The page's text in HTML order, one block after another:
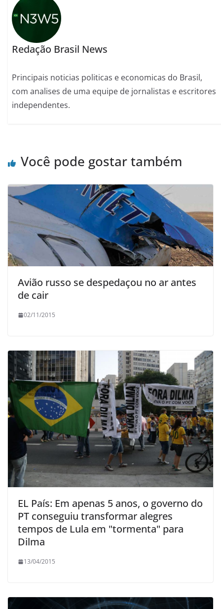
Redação Brasil News
Principais noticias politicas e economicas do Brasil,
com analises de uma equipe de jornalistas e escritores
independentes.
Você pode gostar também
Avião russo se despedaçou no ar antes
de cair
02/11/2015
EL País: Em apenas 5 anos, o governo do
PT conseguiu transformar alegres
tempos de Lula em "tormenta" para
Dilma
13/04/2015